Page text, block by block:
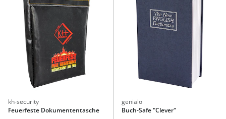
kh-security
Feuerfeste Dokumententasche
genialo
Buch-Safe "Clever"